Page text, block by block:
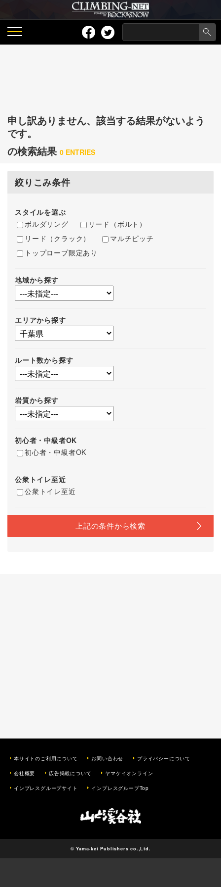
申し訳ありません、該当する結果がないよう
です。
の検索結果 0 ENTRIES
絞りこみ条件
スタイルを選ぶ
ボルダリング
リード（ボルト）
リード（クラック）
マルチピッチ
トップロープ限定あり
地域から探す
エリアから探す
ルート数から探す
岩質から探す
初心者・中級者OK
初心者・中級者OK
公衆トイレ至近
公衆トイレ至近
本サイトのご利用について お問い合わせ プライバシーについて
会社概要 広告掲載について ヤマケイオンライン
インプレスグループサイト インプレスグループTop
© Yama-kei Publishers co.,Ltd.